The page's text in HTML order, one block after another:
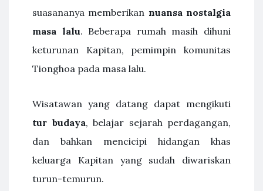
suasananya memberikan nuansa nostalgia
masa lalu. Beberapa rumah masih dihuni
keturunan Kapitan, pemimpin komunitas
Tionghoa pada masa lalu.
Wisatawan yang datang dapat mengikuti
tur budaya, belajar sejarah perdagangan,
dan bahkan mencicipi hidangan khas
keluarga Kapitan yang sudah diwariskan
turun-temurun.